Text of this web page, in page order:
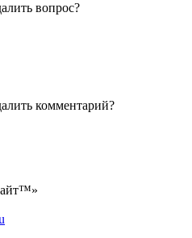
вопрос?
комментарий?